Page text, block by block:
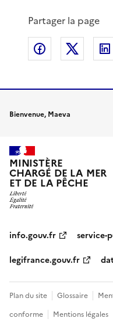
Partager la page
Partager sur
Bienvenue, Maeva
MINISTÈRE
CHARGÉ DE LA MER
ET DE LA PÊCHE
info.gouv.fr
service-
legifrance.gouv.fr
Plan du site Glossaire
conforme
Mentions légales